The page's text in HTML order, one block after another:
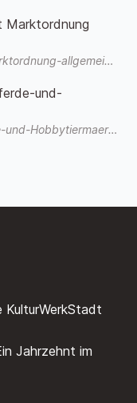
2026-Pferde-und-Hobbytiermarkt-Marktordnung-allgemein.pdf
und-
Die-Geschichte-der-Burgdorfer-Pferde-und-Hobbytiermaerkte-3.pdf
Jahrzehnt im